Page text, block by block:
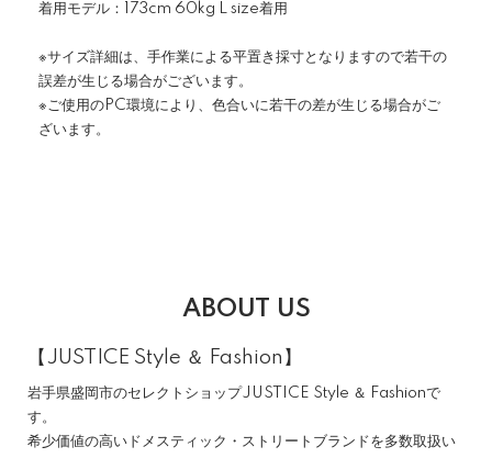
着用モデル：173cm 60kg L size着用
※サイズ詳細は、手作業による平置き採寸となりますので若干の
誤差が生じる場合がございます。
※ご使用のPC環境により、色合いに若干の差が生じる場合がご
ざいます。
ABOUT US
【JUSTICE Style ＆ Fashion】
岩手県盛岡市のセレクトショップJUSTICE Style ＆ Fashionで
す。
希少価値の高いドメスティック・ストリートブランドを多数取扱い